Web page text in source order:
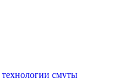
смуты